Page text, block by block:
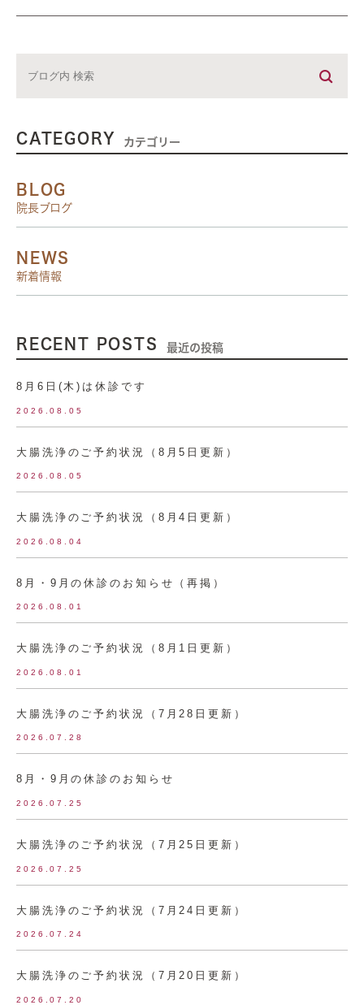
CATEGORY カテゴリー
BLOG
院長ブログ
NEWS
新着情報
RECENT POSTS 最近の投稿
8月6日(木)は休診です
2026.08.05
大腸洗浄のご予約状況（8月5日更新）
2026.08.05
大腸洗浄のご予約状況（8月4日更新）
2026.08.04
8月・9月の休診のお知らせ（再掲）
2026.08.01
大腸洗浄のご予約状況（8月1日更新）
2026.08.01
大腸洗浄のご予約状況（7月28日更新）
2026.07.28
8月・9月の休診のお知らせ
2026.07.25
大腸洗浄のご予約状況（7月25日更新）
2026.07.25
大腸洗浄のご予約状況（7月24日更新）
2026.07.24
大腸洗浄のご予約状況（7月20日更新）
2026.07.20